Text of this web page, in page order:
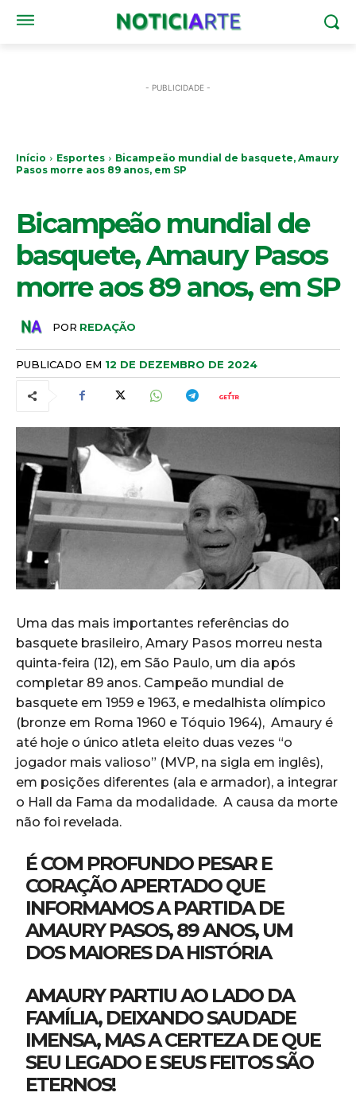
- PUBLICIDADE -
Início Esportes
Bicampeão mundial de basquete, Amaury
Pasos morre aos 89 anos, em SP
Bicampeão mundial de
basquete, Amaury Pasos
morre aos 89 anos, em SP
POR REDAÇÃO
PUBLICADO EM 12 DE DEZEMBRO DE 2024
Uma das mais importantes referências do
basquete brasileiro, Amary Pasos morreu nesta
quinta-feira (12), em São Paulo, um dia após
completar 89 anos. Campeão mundial de
basquete em 1959 e 1963, e medalhista olímpico
(bronze em Roma 1960 e Tóquio 1964), Amaury é
até hoje o único atleta eleito duas vezes “o
jogador mais valioso” (MVP, na sigla em inglês),
em posições diferentes (ala e armador), a integrar
o Hall da Fama da modalidade. A causa da morte
não foi revelada.
É COM PROFUNDO PESAR E
CORAÇÃO APERTADO QUE
INFORMAMOS A PARTIDA DE
AMAURY PASOS, 89 ANOS, UM
DOS MAIORES DA HISTÓRIA
AMAURY PARTIU AO LADO DA
FAMÍLIA, DEIXANDO SAUDADE
IMENSA, MAS A CERTEZA DE QUE
SEU LEGADO E SEUS FEITOS SÃO
ETERNOS!